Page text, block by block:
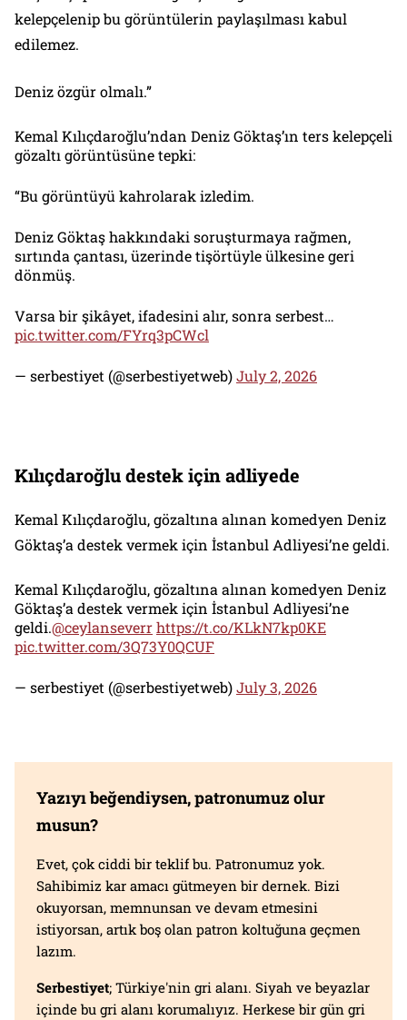
kelepçelenip bu görüntülerin paylaşılması kabul
edilemez.
Deniz özgür olmalı.”
Kemal Kılıçdaroğlu’ndan Deniz Göktaş’ın ters kelepçeli
gözaltı görüntüsüne tepki:
“Bu görüntüyü kahrolarak izledim.
Deniz Göktaş hakkındaki soruşturmaya rağmen,
sırtında çantası, üzerinde tişörtüyle ülkesine geri
dönmüş.
Varsa bir şikâyet, ifadesini alır, sonra serbest…
pic.twitter.com/FYrq3pCWcl
— serbestiyet (@serbestiyetweb)July 2, 2026
Kılıçdaroğlu destek için adliyede
Kemal Kılıçdaroğlu, gözaltına alınan komedyen Deniz
Göktaş’a destek vermek için İstanbul Adliyesi’ne geldi.
Kemal Kılıçdaroğlu, gözaltına alınan komedyen Deniz
Göktaş’a destek vermek için İstanbul Adliyesi’ne
geldi.@ceylanseverrhttps://t.co/KLkN7kp0KE
pic.twitter.com/3Q73Y0QCUF
— serbestiyet (@serbestiyetweb)July 3, 2026
Yazıyı beğendiysen, patronumuz olur
musun?
Evet, çok ciddi bir teklif bu. Patronumuz yok.
Sahibimiz kar amacı gütmeyen bir dernek. Bizi
okuyorsan, memnunsan ve devam etmesini
istiyorsan, artık boş olan patron koltuğuna geçmen
lazım.
Serbestiyet; Türkiye'nin gri alanı. Siyah ve beyazlar
içinde bu gri alanı korumalıyız. Herkese bir gün gri